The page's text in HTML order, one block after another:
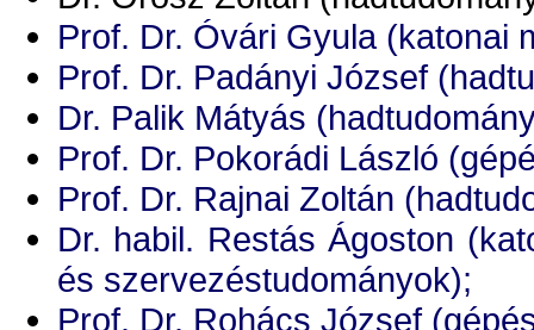
Prof. Dr. Óvári Gyula (katonai
Prof. Dr. Padányi József
Dr. Palik Mátyás
Prof. Dr. Pokorádi László
Prof. Dr. Rajnai Zoltán
Dr. habil. Restás Ágoston
és szervezéstudományok);
Prof. Dr. Rohács József